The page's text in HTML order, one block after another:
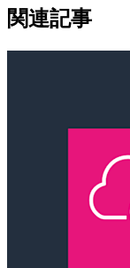
関連記事